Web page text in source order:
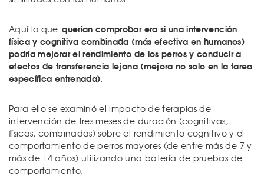
Aquí lo que querían comprobar era si una intervención
física y cognitiva combinada (más efectiva en humanos)
podría mejorar el rendimiento de los perros y conducir a
efectos de transferencia lejana (mejora no solo en la tarea
específica entrenada).
Para ello se examinó el impacto de terapias de
intervención de tres meses de duración (cognitivas,
físicas, combinadas) sobre el rendimiento cognitivo y el
comportamiento de perros mayores (de entre más de 7 y
más de 14 años) utilizando una batería de pruebas de
comportamiento.